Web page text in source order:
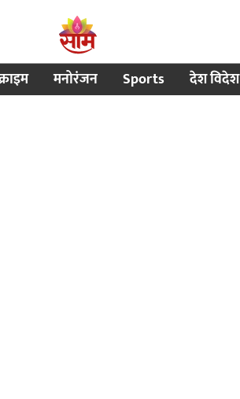
मनोरंजन Sports देश विदेश